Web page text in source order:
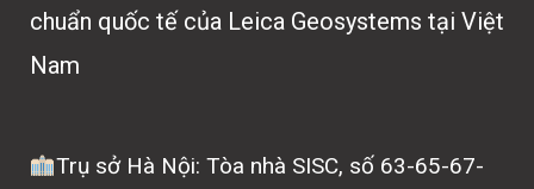
chuẩn quốc tế của Leica Geosystems tại Việt
Nam
Trụ sở Hà Nội: Tòa nhà SISC, số 63-65-67-